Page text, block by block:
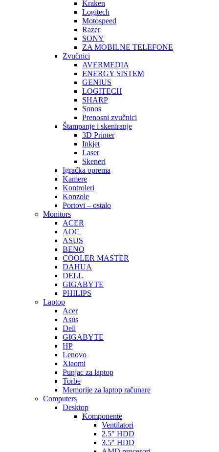
Kraken
Logitech
Motospeed
Razer
SONY
ZA MOBILNE TELEFONE
Zvučnici
AVERMEDIA
ENERGY SISTEM
GENIUS
LOGITECH
SHARP
Sonos
Prenosni zvučnici
Štampanje i skeniranje
3D Printer
Inkjet
Laser
Skeneri
Igračka oprema
Kamere
Kontroleri
Konzole
Portovi – ostalo
Monitors
ACER
AOC
ASUS
BENQ
COOLER MASTER
DAHUA
DELL
GIGABYTE
PHILIPS
Laptop
Acer
Asus
Dell
GIGABYTE
HP
Lenovo
Xiaomi
Punjac za laptop
Torbe
Memorije za laptop računare
Computers
Desktop
Komponente
Ventilatori
2.5″ HDD
3.5″ HDD